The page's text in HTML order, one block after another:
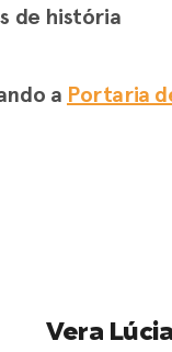
de história
a Portaria
Vera